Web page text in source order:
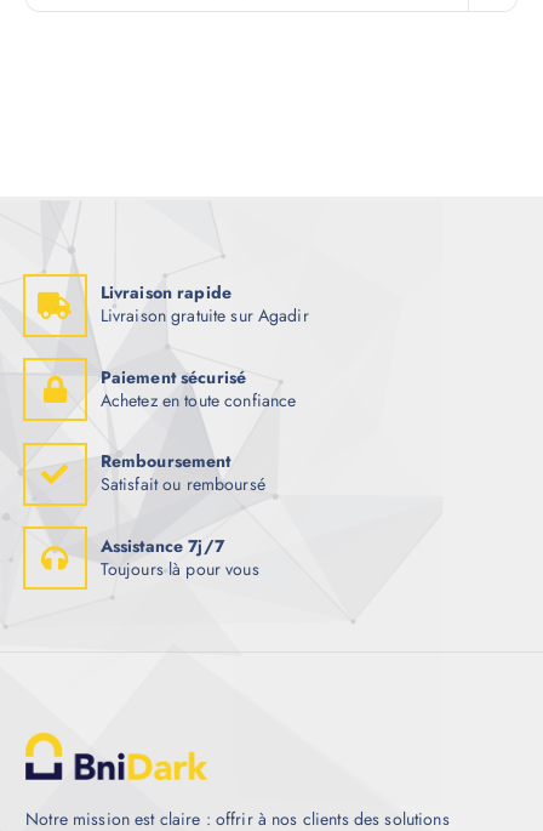
Livraison rapide
Livraison gratuite sur Agadir
Paiement sécurisé
Achetez en toute confiance
Remboursement
Satisfait ou remboursé
Assistance 7j/7
Toujours là pour vous
Notre mission est claire : offrir à nos clients des solutions